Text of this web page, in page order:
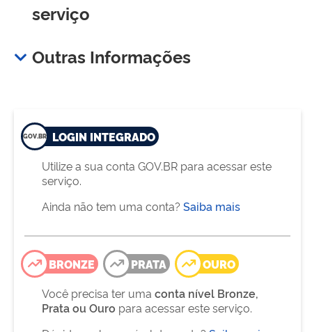
serviço
Outras Informações
LOGIN INTEGRADO
Utilize a sua conta GOV.BR para acessar este
serviço.
Ainda não tem uma conta? Saiba mais
BRONZE PRATA
OURO
Você precisa ter uma conta nível Bronze,
Prata ou Ouro para acessar este serviço.